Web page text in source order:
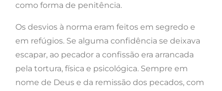
como forma de penitência.
Os desvios à norma eram feitos em segredo e
em refúgios. Se alguma confidência se deixava
escapar, ao pecador a confissão era arrancada
pela tortura, física e psicológica. Sempre em
nome de Deus e da remissão dos pecados, com